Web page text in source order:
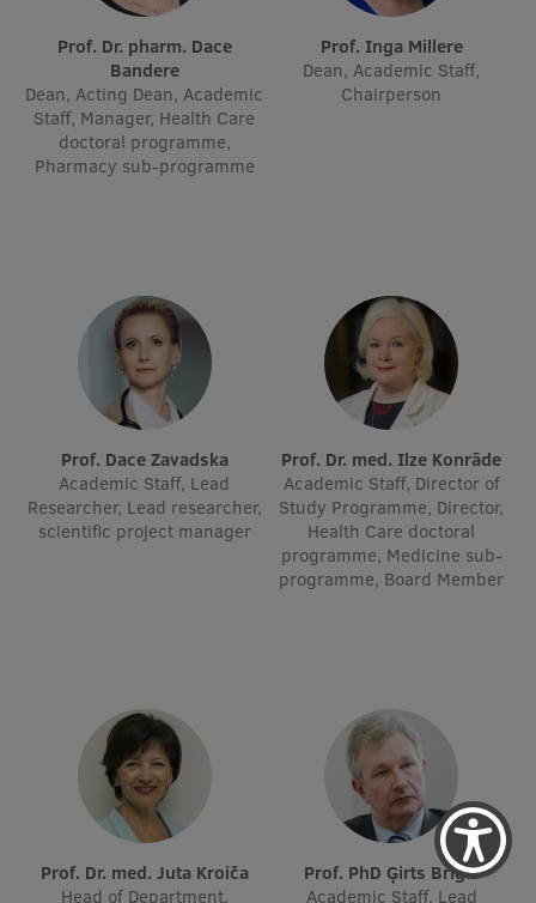
Prof. Dr. pharm. Dace
Bandere
Dean, Acting Dean, Academic
Staff, Manager, Health Care
doctoral programme,
Pharmacy sub-programme
Prof. Inga Millere
Dean, Academic Staff,
Chairperson
Prof. Dace Zavadska
Academic Staff, Lead
Researcher, Lead researcher,
scientific project manager
Prof. Dr. med. Ilze Konrāde
Academic Staff, Director of
Study Programme, Director,
Health Care doctoral
programme, Medicine sub-
programme, Board Member
Prof. Dr. med. Juta Kroiča
Head of Department,
Prof. PhD Ģirts Briģis
Academic Staff, Lead